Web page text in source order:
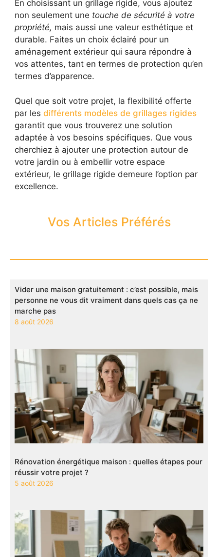
En choisissant un grillage rigide, vous ajoutez
non seulement une touche de sécurité à votre
propriété, mais aussi une valeur esthétique et
durable. Faites un choix éclairé pour un
aménagement extérieur qui saura répondre à
vos attentes, tant en termes de protection qu’en
termes d’apparence.
Quel que soit votre projet, la flexibilité offerte
par les différents modèles de grillages rigides
garantit que vous trouverez une solution
adaptée à vos besoins spécifiques. Que vous
cherchiez à ajouter une protection autour de
votre jardin ou à embellir votre espace
extérieur, le grillage rigide demeure l’option par
excellence.
Vos Articles Préférés
Vider une maison gratuitement : c’est possible, mais
personne ne vous dit vraiment dans quels cas ça ne
marche pas
8 août 2026
Rénovation énergétique maison : quelles étapes pour
réussir votre projet ?
5 août 2026